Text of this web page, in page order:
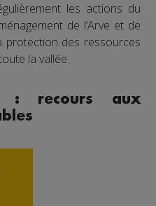
les actions du
de l’Arve et de
des ressources
la vallée.
: recours aux